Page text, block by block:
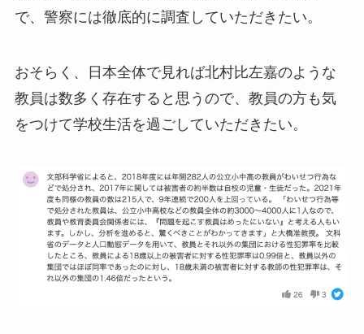
で、警察には徹底的に調査していただきたい。
おそらく、日本全体で見れば北村比左嘉のような
教員は数多く存在すると思うので、教員の方も気
をつけて学校生活を過ごしていただきたい。